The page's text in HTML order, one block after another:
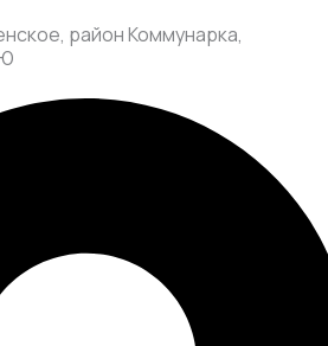
район Коммунарка,